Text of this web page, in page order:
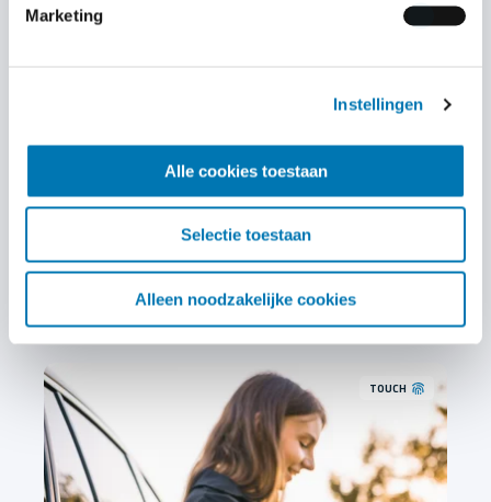
Marketing
Instellingen
Alle cookies toestaan
Selectie toestaan
Alleen noodzakelijke cookies
Onze basisgarantie Instap en Uitgebreid zijn aan te
vullen met diverse 'add-on'. Verkoopt u elektrische
voertuigen? Wilt een Pechhulp aanbieden? Maak het
passend naar eigen wens.
TOUCH